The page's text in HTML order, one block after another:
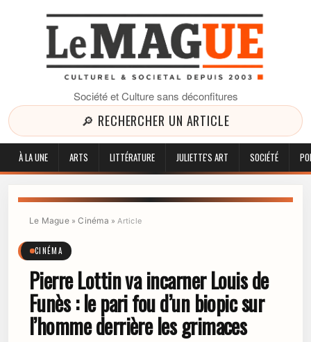
Société et Culture sans déconfitures
🔎 RECHERCHER UN ARTICLE
À LA UNE ARTS LITTÉRATURE JULIETTE'S ART SOCIÉTÉ
Le Mague»Cinéma »Article
CINÉMA
Pierre Lottin va incarner Louis de
Funès : le pari fou d’un biopic sur
l’homme derrière les grimaces